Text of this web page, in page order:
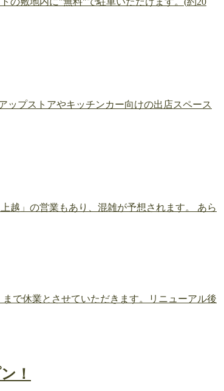
ップストアやキッチンカー向けの出店スペース
越」の営業もあり、混雑が予想されます。 あら
で休業とさせていただきます。リニューアル後
！